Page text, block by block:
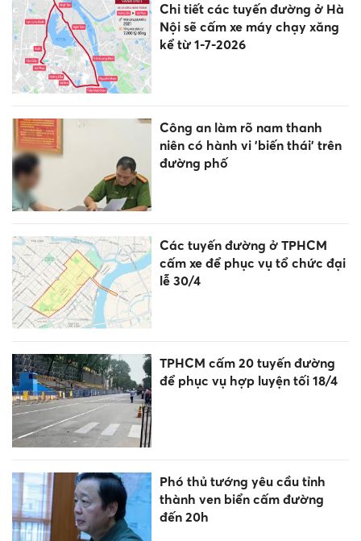
Chi tiết các tuyến đường ở Hà
Nội sẽ cấm xe máy chạy xăng
kể từ 1-7-2026
Công an làm rõ nam thanh
niên có hành vi 'biến thái' trên
đường phố
Các tuyến đường ở TPHCM
cấm xe để phục vụ tổ chức đại
lễ 30/4
TPHCM cấm 20 tuyến đường
để phục vụ hợp luyện tối 18/4
Phó thủ tướng yêu cầu tỉnh
thành ven biển cấm đường
đến 20h